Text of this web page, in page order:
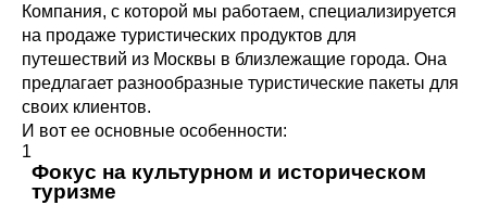
Компания, с которой мы работаем, специализируется
на продаже туристических продуктов для
путешествий из Москвы в близлежащие города. Она
предлагает разнообразные туристические пакеты для
своих клиентов.
И вот ее основные особенности:
1
Фокус на культурном и историческом
туризме